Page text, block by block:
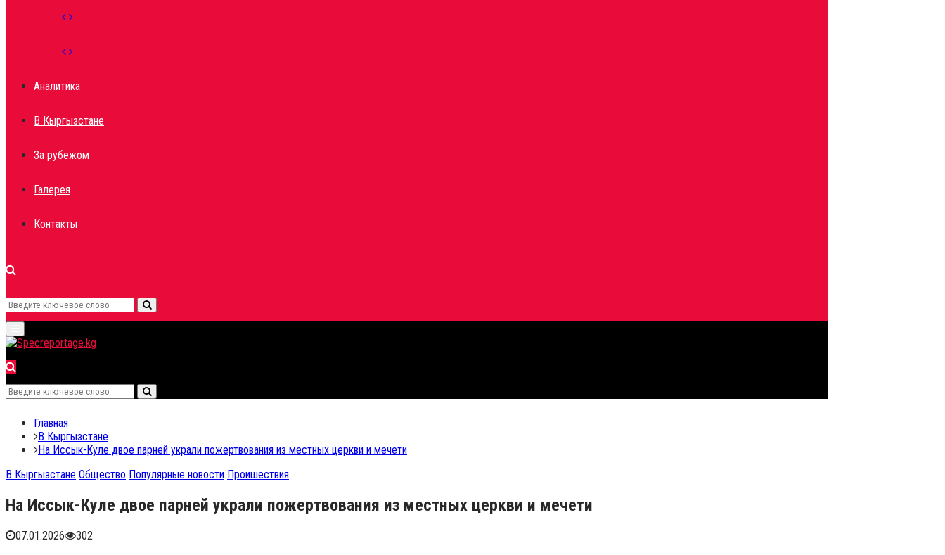
Аналитика
В Кыргызстане
За рубежом
Галерея
Контакты
Search
for:
Search
Menu
Search
for:
Search
Главная
В Кыргызстане
На Иссык-Куле двое парней украли пожертвования из местных церкви и мечети
В Кыргызстане Общество Популярные новости Проишествия
На Иссык-Куле двое парней украли пожертвования из местных церкви и мечети
07.01.2026 302